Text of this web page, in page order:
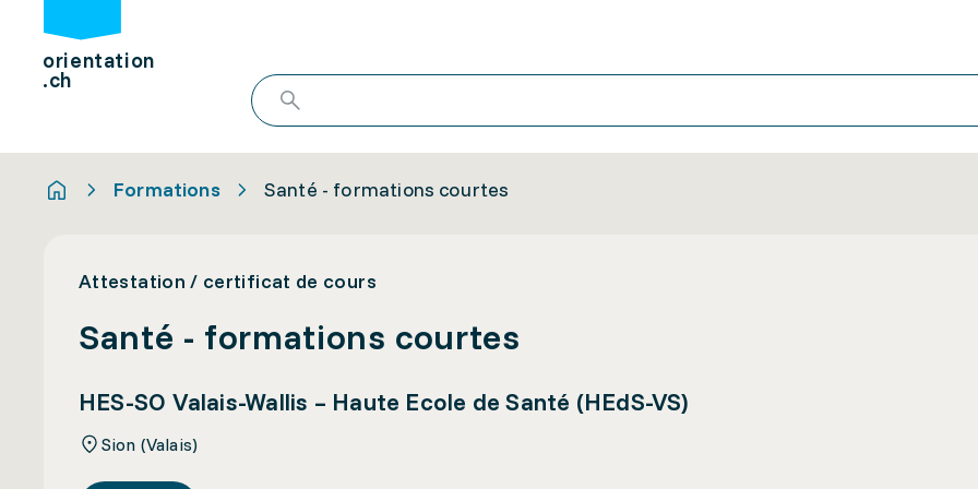
orientation
.ch
Formations Santé - formations courtes
Attestation / certificat de cours
Santé - formations courtes
HES-SO Valais-Wallis – Haute Ecole de Santé (HEdS-VS)
Sion (Valais)